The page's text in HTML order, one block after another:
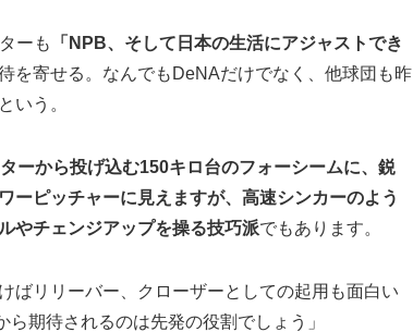
ーも
「NPB、そして日本の生活にアジャストでき
を寄せる。なんでもDeNAだけでなく、他球団も昨
いう。
ーから投げ込む150キロ台のフォーシームに、鋭
ーピッチャーに見えますが、高速シンカーのよう
やチェンジアップを操る技巧派でもあります。
ばリリーバー、クローザーとしての起用も面白い
期待されるのは先発の役割でしょう」